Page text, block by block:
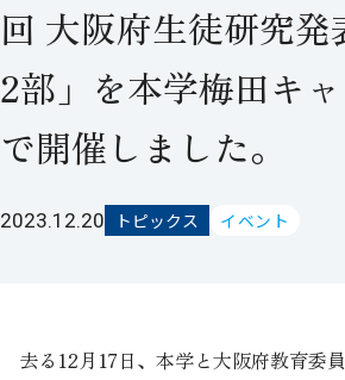
回 大阪府生徒研究発
2部」を本学梅田キ
で開催しました。
2023.12.20 トピックス イベント
去る12月17日、本学と大阪府教育委